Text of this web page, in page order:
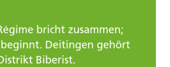
bricht zusammen;
Deitingen gehört
Biberist.